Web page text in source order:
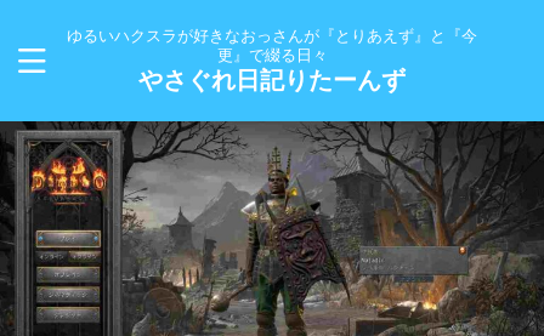
ゆるいハクスラが好きなおっさんが『とりあえず』と『今
更』で綴る日々
やさぐれ日記りたーんず